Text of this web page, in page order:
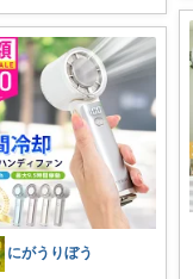
にがうりぼう